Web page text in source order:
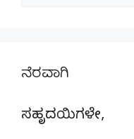
ನೆರವಾಗಿ
ಸಹೃದಯಿಗಳೇ,